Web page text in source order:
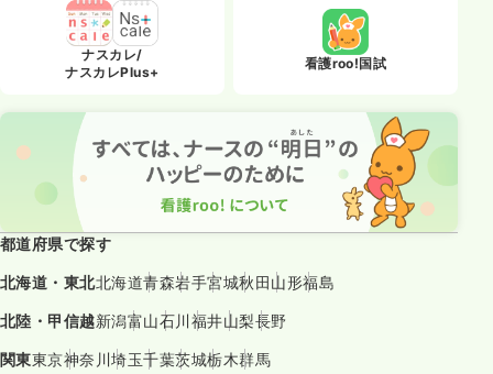
ナスカレ/
ナスカレPlus+
看護roo!国試
都道府県で探す
北海道・東北北海道青森岩手宮城秋田山形福島
北陸・甲信越新潟富山石川福井山梨長野
関東東京神奈川埼玉千葉茨城栃木群馬